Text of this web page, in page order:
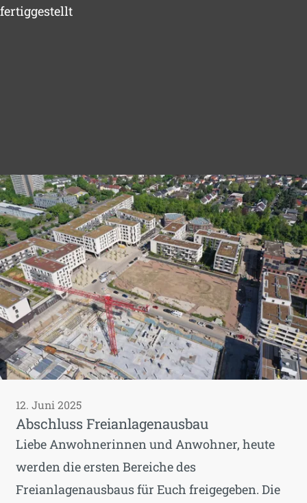
fertiggestellt
12. Juni 2025
Abschluss Freianlagenausbau
Liebe Anwohnerinnen und Anwohner, heute
werden die ersten Bereiche des
Freianlagenausbaus für Euch freigegeben. Die